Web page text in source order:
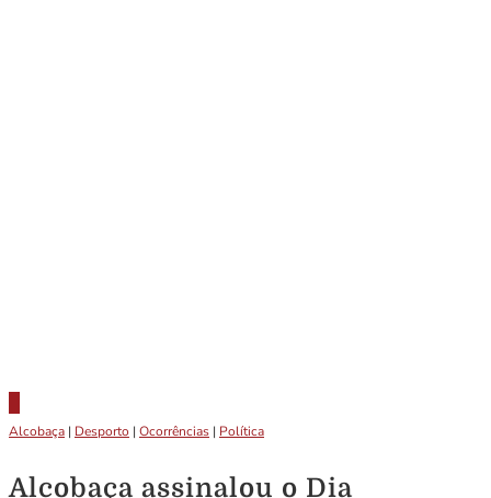
Alcobaça | Desporto | Ocorrências | Política
Alcobaça assinalou o Dia